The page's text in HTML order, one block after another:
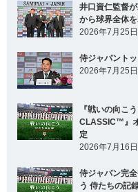
井口資仁監督
から球界全体
2026年7月25日
侍ジャパント
2026年7月25日
『戦いの向こ
CLASSIC™』
定
2026年7月16日
侍ジャパン完
う 侍たちの記